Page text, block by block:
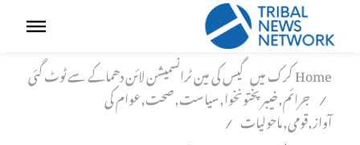
کرک میں گیس کی مین ٹرانسمیشن لائن دھماکے سے ٹوٹ گئیHome
/ جرائم,خیبر پختونخوا,سیاست,صحت,عوام کی
آواز,قومی,ماحولیات /